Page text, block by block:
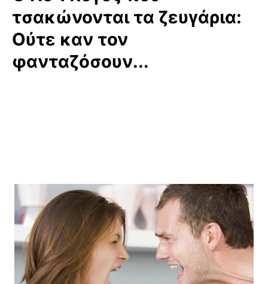
τσακώνονται τα ζευγάρια:
Ούτε καν τον
φανταζόσουν...